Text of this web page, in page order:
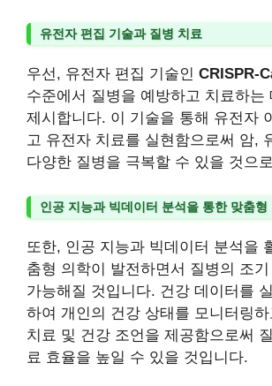
유전자 편집 기술과 질병 치료
우선, 유전자 편집 기술인 CRISPR-
수준에서 질병을 예방하고 치료하는
제시합니다. 이 기술을 통해 유전자
고 유전자 치료를 실현함으로써 암,
다양한 질병을 극복할 수 있을 것으
인공 지능과 빅데이터 분석을 통한 맞춤형
또한, 인공 지능과 빅데이터 분석을
춤형 의학이 발전하면서 질병의 조
가능해질 것입니다. 건강 데이터를
하여 개인의 건강 상태를 모니터링
치료 및 건강 조언을 제공함으로써
료 효율을 높일 수 있을 것입니다.